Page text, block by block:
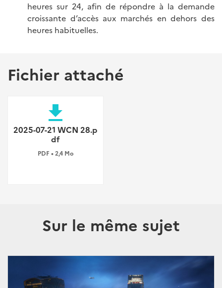
heures sur 24, afin de répondre à la demande
croissante d’accès aux marchés en dehors des
heures habituelles.
Fichier attaché
file_download
2025-07-21 WCN 28.p
df
PDF • 2,4 Mo
Sur le même sujet